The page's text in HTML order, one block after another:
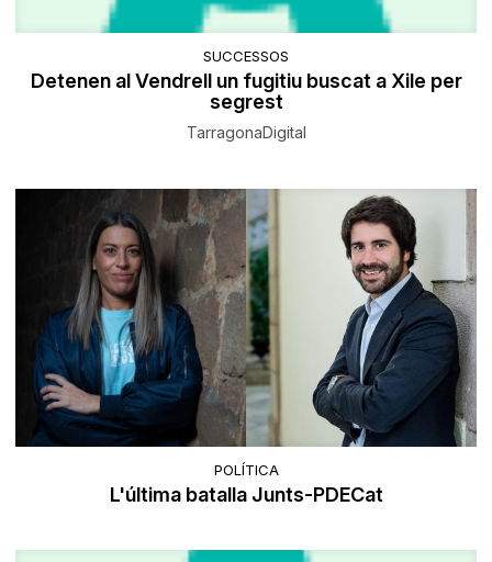
SUCCESSOS
Detenen al Vendrell un fugitiu buscat a Xile per
segrest
TarragonaDigital
POLÍTICA
L'última batalla Junts-PDECat